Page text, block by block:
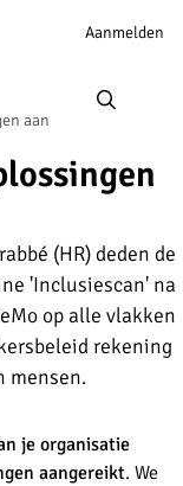
Account
Aanmelden
aan
(HR) deden de
'Inclusiescan' na
op alle vlakken
rekening
mensen.
je organisatie
aangereikt. We